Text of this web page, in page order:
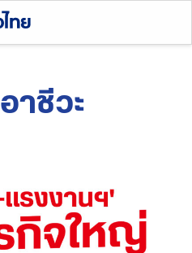
อาชีวะ